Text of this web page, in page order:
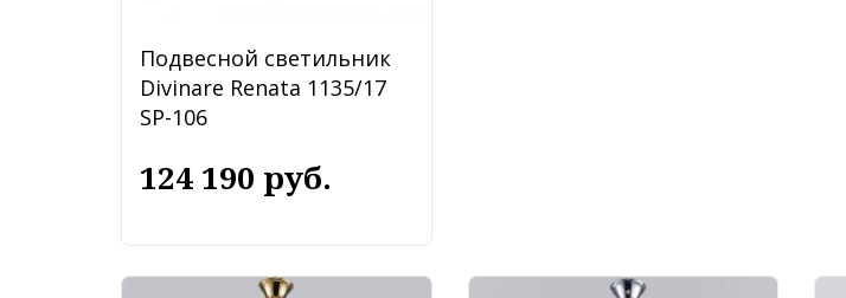
Подвесной светильник
Divinare Renata 1135/17
SP-106
124 190 руб.